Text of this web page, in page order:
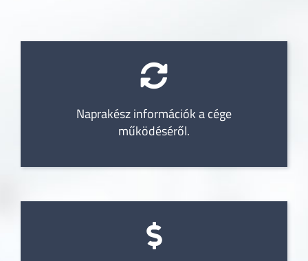
Naprakész információk a cége
működéséről.